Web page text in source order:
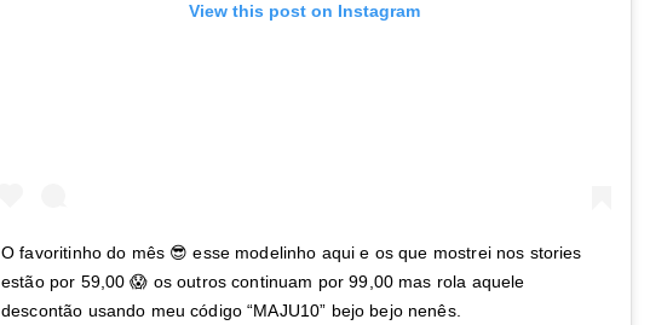
View this post on Instagram
O favoritinho do mês 😎 esse modelinho aqui e os que mostrei nos stories
estão por 59,00 😱 os outros continuam por 99,00 mas rola aquele
descontão usando meu código “MAJU10” bejo bejo nenês.